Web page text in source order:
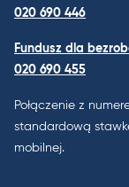
020 690 446
Fundusz dla
020 690 455
Połączenie z
standardową
mobilnej.